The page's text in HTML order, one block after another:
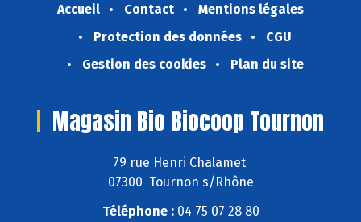
Accueil Contact
Mentions légales
Protection des données
CGU
Gestion des cookies
Plan du site
Magasin Bio Biocoop Tournon
79 rue Henri Chalamet
07300 Tournon s/Rhône
Téléphone :04 75 07 28 80